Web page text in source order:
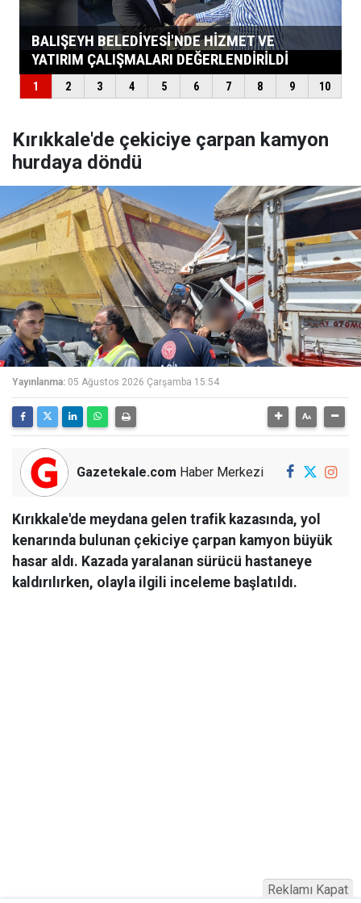
Kırıkkale'de çekiciye çarpan kamyon
hurdaya döndü
Yayınlanma: 05 Ağustos 2026 Çarşamba 15:54
Gazetekale.com Haber Merkezi
Kırıkkale'de meydana gelen trafik kazasında, yol
kenarında bulunan çekiciye çarpan kamyon büyük
hasar aldı. Kazada yaralanan sürücü hastaneye
kaldırılırken, olayla ilgili inceleme başlatıldı.
Reklamı Kapat